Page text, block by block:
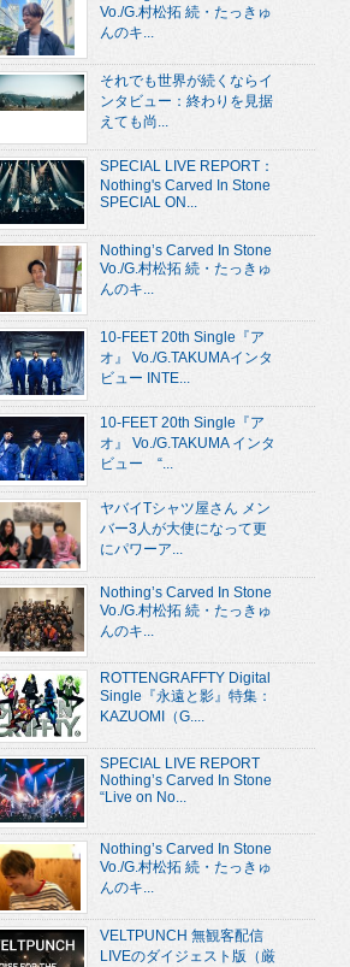
Vo./G.村松拓 続・たっきゅ
んのキ...
それでも世界が続くならイ
ンタビュー：終わりを見据
えても尚...
SPECIAL LIVE REPORT：
Nothing's Carved In Stone
SPECIAL ON...
Nothing’s Carved In Stone
Vo./G.村松拓 続・たっきゅ
んのキ...
10-FEET 20th Single『ア
オ』 Vo./G.TAKUMAインタ
ビュー INTE...
10-FEET 20th Single『ア
オ』 Vo./G.TAKUMA インタ
ビュー “...
ヤバイTシャツ屋さん メン
バー3人が大使になって更
にパワーア...
Nothing’s Carved In Stone
Vo./G.村松拓 続・たっきゅ
んのキ...
ROTTENGRAFFTY Digital
Single『永遠と影』特集：
KAZUOMI（G....
SPECIAL LIVE REPORT
Nothing’s Carved In Stone
“Live on No...
Nothing’s Carved In Stone
Vo./G.村松拓 続・たっきゅ
んのキ...
VELTPUNCH 無観客配信
LIVEのダイジェスト版（厳